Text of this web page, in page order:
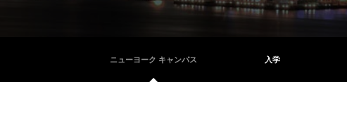
ニューヨーク キャンパス 入学